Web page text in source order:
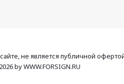
не является публичной
by WWW.FORSIGN.RU